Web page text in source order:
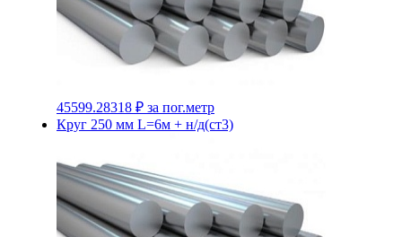
45599.28318 ₽ за пог.метр
Круг 250 мм L=6м + н/д(ст3)